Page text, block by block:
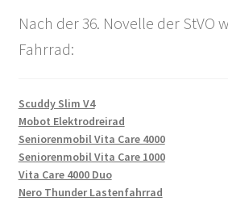
Nach der 36. Novelle der StVO
Fahrrad:
Scuddy Slim V4
Mobot Elektrodreirad
Seniorenmobil Vita Care 4000
Seniorenmobil Vita Care 1000
Vita Care 4000 Duo
Nero Thunder Lastenfahrrad